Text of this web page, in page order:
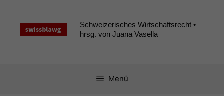
springen
Schweizerisches Wirtschaftsrecht •
hrsg. von Juana Vasella
Menü